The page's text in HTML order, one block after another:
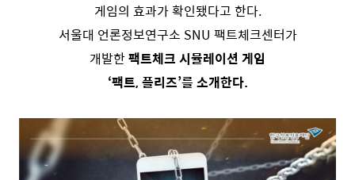
게임의 효과가 확인됐다고 한다.
서울대 언론정보연구소 SNU 팩트체크센터가
개발한팩트체크 시뮬레이션 게임
‘팩트, 플리즈’를 소개한다.